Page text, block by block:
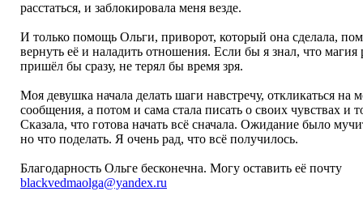
расстаться, и заблокировала меня везде.
И только помощь Ольги, приворот, который она сделала,
вернуть её и наладить отношения. Если бы я знал, что магия
пришёл бы сразу, не терял бы время зря.
Моя девушка начала делать шаги навстречу, откликаться на
сообщения, а потом и сама стала писать о своих чувствах и
Сказала, что готова начать всё сначала. Ожидание было
но что поделать. Я очень рад, что всё получилось.
Благодарность Ольге бесконечна. Могу оставить её почту
blackvedmaolga@yandex.ru